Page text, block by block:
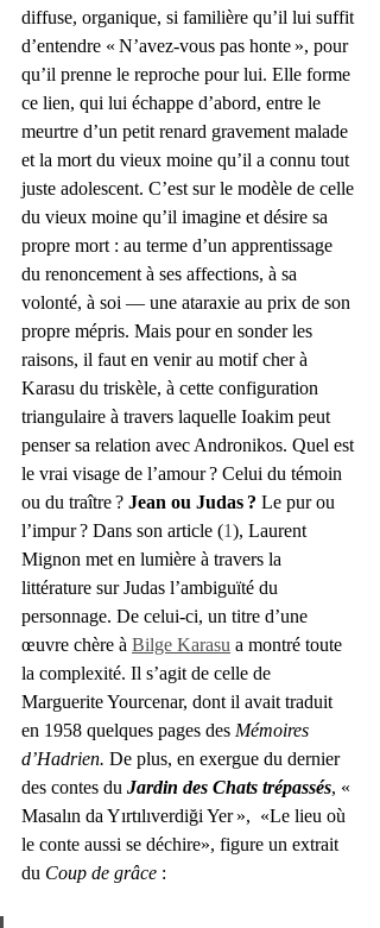
diffuse, organique, si familière qu’il lui suffit
d’entendre « N’avez-vous pas honte », pour
qu’il prenne le reproche pour lui. Elle forme
ce lien, qui lui échappe d’abord, entre le
meurtre d’un petit renard gravement malade
et la mort du vieux moine qu’il a connu tout
juste adolescent. C’est sur le modèle de celle
du vieux moine qu’il imagine et désire sa
propre mort : au terme d’un apprentissage
du renoncement à ses affections, à sa
volonté, à soi — une ataraxie au prix de son
propre mépris. Mais pour en sonder les
raisons, il faut en venir au motif cher à
Karasu du triskèle, à cette configuration
triangulaire à travers laquelle Ioakim peut
penser sa relation avec Andronikos. Quel est
le vrai visage de l’amour ? Celui du témoin
ou du traître ? Jean ou Judas ? Le pur ou
l’impur ? Dans son article (1), Laurent
Mignon met en lumière à travers la
littérature sur Judas l’ambiguïté du
personnage. De celui-ci, un titre d’une
œuvre chère à Bilge Karasu a montré toute
la complexité. Il s’agit de celle de
Marguerite Yourcenar, dont il avait traduit
en 1958 quelques pages des Mémoires
d’Hadrien. De plus, en exergue du dernier
des contes du Jardin des Chats trépassés, «
Masalın da Yırtılıverdiği Yer »,  «Le lieu où
le conte aussi se déchire», figure un extrait
du Coup de grâce :